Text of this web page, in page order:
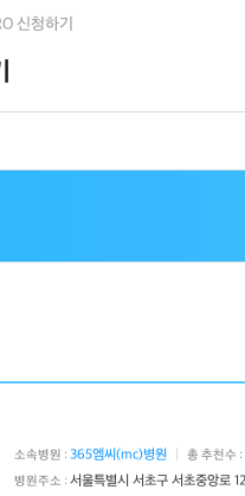
신청하기
소속병원 : 365엠씨(mc)병원 총 추천수 :
병원주소 : 서울특별시 서초구 서초중앙로